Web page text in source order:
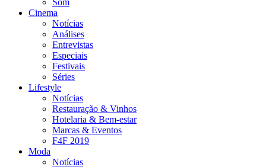
Cinema
Notícias
Análises
Entrevistas
Especiais
Festivais
Séries
Lifestyle
Notícias
Restauração & Vinhos
Hotelaria & Bem-estar
Marcas & Eventos
F4F 2019
Moda
Notícias